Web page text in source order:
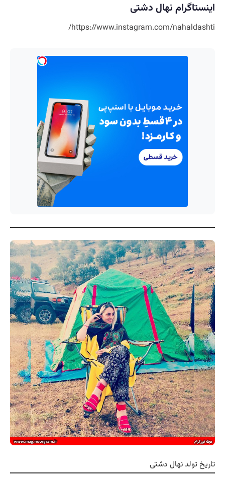
اینستاگرام نهال دشتی
https://www.instagram.com/nahaldashti/
تاریخ تولد نهال دشتی